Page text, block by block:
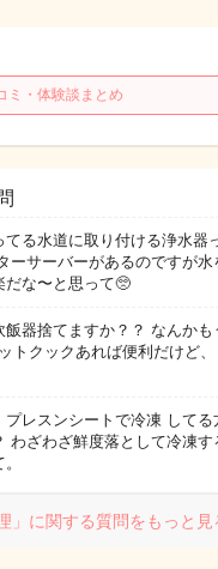
ミ・体験談まとめ
る水道に取り付ける浄水器
ーサーバーがあるのですが
だな〜と思って🥺
器捨てますか？？ なんか
トクックあれば便利だけど
レスンシートで冷凍 してる
わざわざ鮮度落として冷凍
」に関する質問をもっと見